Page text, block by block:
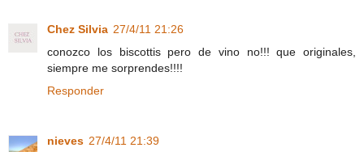
Chez Silvia 27/4/11 21:26
conozco los biscottis pero de vino no!!! que originales,
siempre me sorprendes!!!!
Responder
nieves 27/4/11 21:39